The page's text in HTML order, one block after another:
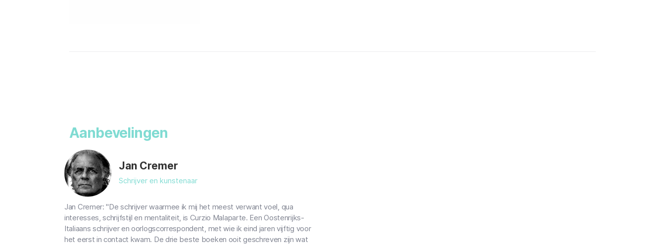
Aanbevelingen
Jan Cremer
Schrijver en kunstenaar
Jan Cremer: "De schrijver waarmee ik mij het meest verwant voel, qua
interesses, schrijfstijl en mentaliteit, is Curzio Malaparte. Een Oostenrijks-
Italiaans schrijver en oorlogscorrespondent, met wie ik eind jaren vijftig voor
het eerst in contact kwam. De drie beste boeken ooit geschreven zijn wat